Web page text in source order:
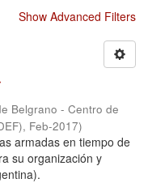
Show Advanced Filters
Belgrano - Centro de
, Feb-2017)
armadas en tiempo de
su organización y